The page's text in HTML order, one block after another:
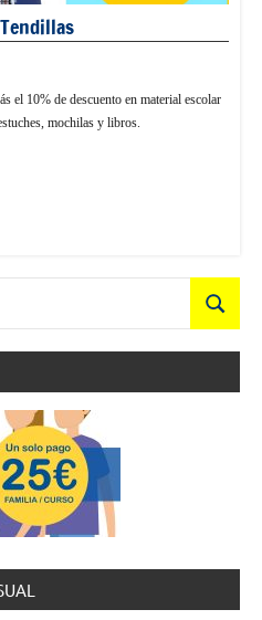
el 10% de descuento en material escolar
mochilas y libros.
Buscar